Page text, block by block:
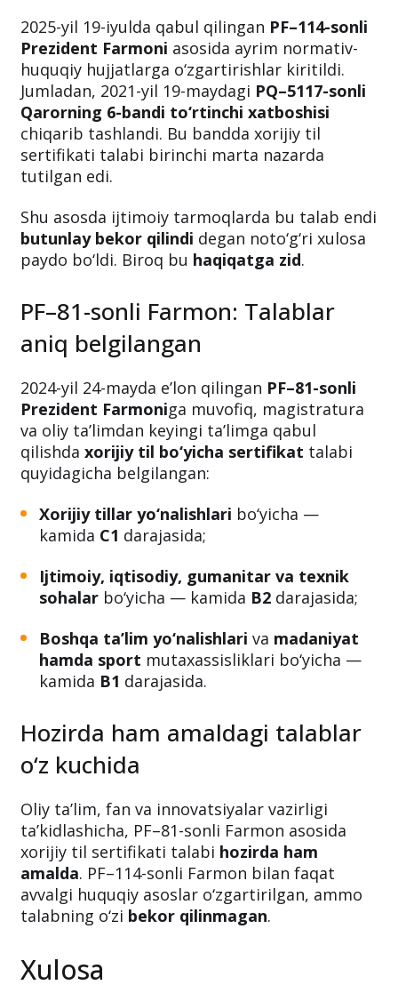
2025-yil 19-iyulda qabul qilingan PF–114-sonli
Prezident Farmoni asosida ayrim normativ-
huquqiy hujjatlarga o‘zgartirishlar kiritildi.
Jumladan, 2021-yil 19-maydagi PQ–5117-sonli
Qarorning 6-bandi to‘rtinchi xatboshisi
chiqarib tashlandi. Bu bandda xorijiy til
sertifikati talabi birinchi marta nazarda
tutilgan edi.
Shu asosda ijtimoiy tarmoqlarda bu talab endi
butunlay bekor qilindi degan noto‘g‘ri xulosa
paydo bo‘ldi. Biroq bu haqiqatga zid.
PF–81-sonli Farmon: Talablar
aniq belgilangan
2024-yil 24-mayda e’lon qilingan PF–81-sonli
Prezident Farmoniga muvofiq, magistratura
va oliy ta’limdan keyingi ta’limga qabul
qilishda xorijiy til bo‘yicha sertifikat talabi
quyidagicha belgilangan:
Xorijiy tillar yo‘nalishlari bo‘yicha —
kamida C1 darajasida;
Ijtimoiy, iqtisodiy, gumanitar va texnik
sohalar bo‘yicha — kamida B2 darajasida;
Boshqa ta’lim yo‘nalishlari va madaniyat
hamda sport mutaxassisliklari bo‘yicha —
kamida B1 darajasida.
Hozirda ham amaldagi talablar
o‘z kuchida
Oliy ta’lim, fan va innovatsiyalar vazirligi
ta’kidlashicha, PF–81-sonli Farmon asosida
xorijiy til sertifikati talabi hozirda ham
amalda. PF–114-sonli Farmon bilan faqat
avvalgi huquqiy asoslar o‘zgartirilgan, ammo
talabning o‘zi bekor qilinmagan.
Xulosa